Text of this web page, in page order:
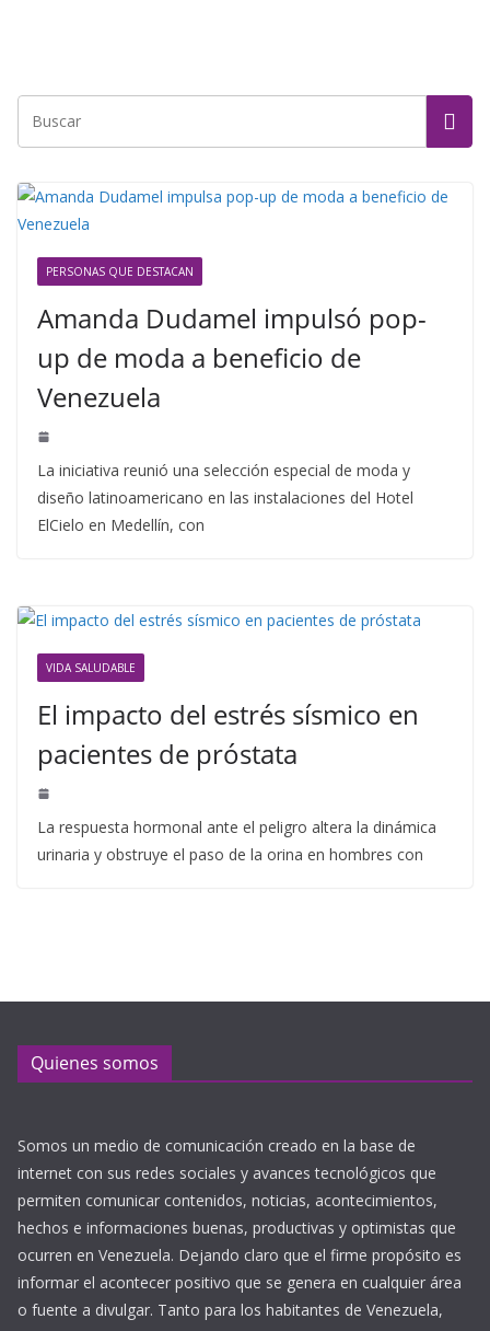
PERSONAS QUE DESTACAN
Amanda Dudamel impulsó pop-
up de moda a beneficio de
Venezuela
La iniciativa reunió una selección especial de moda y
diseño latinoamericano en las instalaciones del Hotel
ElCielo en Medellín, con
VIDA SALUDABLE
El impacto del estrés sísmico en
pacientes de próstata
La respuesta hormonal ante el peligro altera la dinámica
urinaria y obstruye el paso de la orina en hombres con
Quienes somos
Somos un medio de comunicación creado en la base de
internet con sus redes sociales y avances tecnológicos que
permiten comunicar contenidos, noticias, acontecimientos,
hechos e informaciones buenas, productivas y optimistas que
ocurren en Venezuela. Dejando claro que el firme propósito es
informar el acontecer positivo que se genera en cualquier área
o fuente a divulgar. Tanto para los habitantes de Venezuela,